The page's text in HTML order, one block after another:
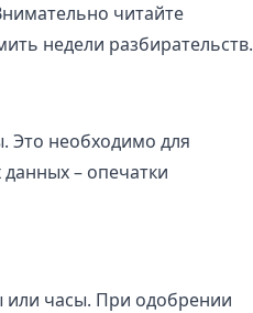
читайте
недели разбирательств.
Это необходимо для
– опечатки
часы. При одобрении